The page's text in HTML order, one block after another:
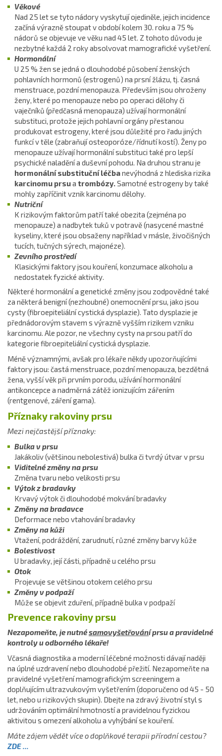
Věkové
Nad 25 let se tyto nádory vyskytují ojediněle, jejich incidence
začíná výrazně stoupat v období kolem 30. roku a 75 %
nádorů se objevuje ve věku nad 45 let. Z tohoto důvodu je
nezbytné každá 2 roky absolvovat mamografické vyšetření.
Hormonální
U 25 % žen se jedná o dlouhodobé působení ženských
pohlavních hormonů (estrogenů) na prsní žlázu, tj. časná
menstruace, pozdní menopauza. Především jsou ohroženy
ženy, které po menopauze nebo po operaci dělohy či
vaječníků (předčasná menopauza) užívají hormonální
substituci, protože jejich pohlavní orgány přestanou
produkovat estrogeny, které jsou důležité pro řadu jiných
funkcí v těle (zabraňují osteoporóze/řídnutí kostí). Ženy po
menopauze užívají hormonální substituci také pro lepší
psychické naladění a duševní pohodu. Na druhou stranu je
hormonální substituční léčbanevýhodná z hlediska rizika
karcinomu prsua trombózy.Samotné estrogeny by také
mohly zapříčinit vznik karcinomu dělohy.
Nutriční
K rizikovým faktorům patří také obezita (zejména po
menopauze) a nadbytek tuků v potravě (nasycené mastné
kyseliny, které jsou obsaženy například v másle, živočišných
tucích, tučných sýrech, majonéze).
Zevního prostředí
Klasickými faktory jsou kouření, konzumace alkoholu a
nedostatek fyzické aktivity.
Některé hormonální a genetické změny jsou zodpovědné také
za některá benigní (nezhoubné) onemocnění prsu, jako jsou
cysty (fibroepiteliální cystická dysplazie). Tato dysplazie je
přednádorovým stavem s výrazně vyšším rizikem vzniku
karcinomu. Ale pozor, ne všechny cysty na prsou patří do
kategorie fibroepiteliální cystická dysplazie.
Méně významnými, avšak pro lékaře někdy upozorňujícími
faktory jsou: častá menstruace, pozdní menopauza, bezdětná
žena, vyšší věk při prvním porodu, užívání hormonální
antikoncepce a nadměrná zátěž ionizujícím zářením
(rentgenové, záření gama).
Příznaky rakoviny prsu
Mezi nejčastější příznaky:
Bulka v prsu
Jakákoliv (většinou nebolestivá) bulka či tvrdý útvar v prsu
Viditelné změny na prsu
Změna tvaru nebo velikosti prsu
Výtok z bradavky
Krvavý výtok či dlouhodobé mokvání bradavky
Změny na bradavce
Deformace nebo vtahování bradavky
Změny na kůži
Vtažení, podráždění, zarudnutí, různé změny barvy kůže
Bolestivost
U bradavky, její části, případně u celého prsu
Otok
Projevuje se většinou otokem celého prsu
Změny v podpaží
Může se objevit zduření, případně bulka v podpaží
Prevence rakoviny prsu
Nezapomeňte, je nutnésamovyšetřování prsu a pravidelné
kontroly u odborného lékaře!
Včasná diagnostika a moderní léčebné možnosti dávají naději
na úplné uzdravení nebo dlouhodobé přežití. Nezapomeňte na
pravidelné vyšetření mamografickým screeningem a
doplňujícím ultrazvukovým vyšetřením (doporučeno od 45 - 50
let, nebo u rizikových skupin). Dbejte na zdravý životní styl s
udržováním optimální hmotností a pravidelnou fyzickou
aktivitou s omezení alkoholu a vyhýbání se kouření.
Máte zájem vědět více o doplňkové terapii přírodní cestou?
ZDE ...